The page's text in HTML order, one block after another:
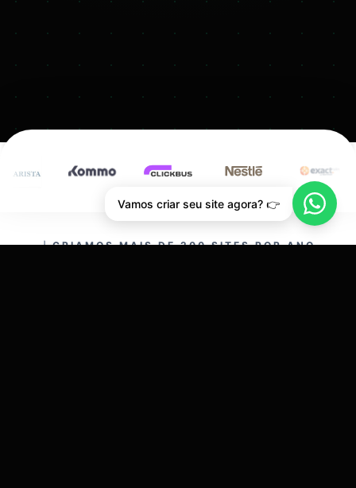
CRIAMOS MAIS DE 200 SITES POR ANO.
Vamos criar seu site agora? 👉